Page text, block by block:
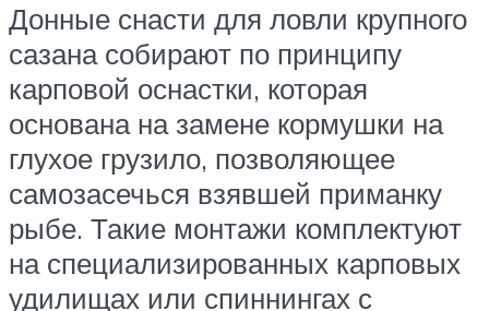
Донные снасти для ловли крупного
сазана собирают по принципу
карповой оснастки, которая
основана на замене кормушки на
глухое грузило, позволяющее
самозасечься взявшей приманку
рыбе. Такие монтажи комплектуют
на специализированных карповых
удилищах или спиннингах с